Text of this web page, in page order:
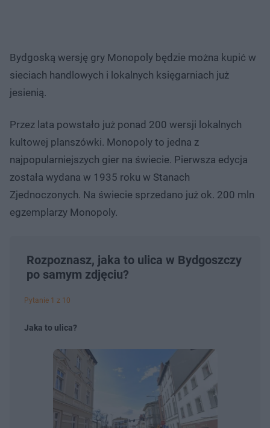
Bydgoską wersję gry Monopoly będzie można kupić w
sieciach handlowych i lokalnych księgarniach już
jesienią.
Przez lata powstało już ponad 200 wersji lokalnych
kultowej planszówki. Monopoly to jedna z
najpopularniejszych gier na świecie. Pierwsza edycja
została wydana w 1935 roku w Stanach
Zjednoczonych. Na świecie sprzedano już ok. 200 mln
egzemplarzy Monopoly.
Rozpoznasz, jaka to ulica w Bydgoszczy
po samym zdjęciu?
Pytanie 1 z 10
Jaka to ulica?